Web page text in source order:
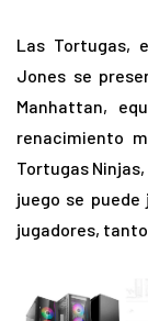
Las Tortugas,
Jones se
Manhattan,
renacimiento
Tortugas
juego se
jugadores,